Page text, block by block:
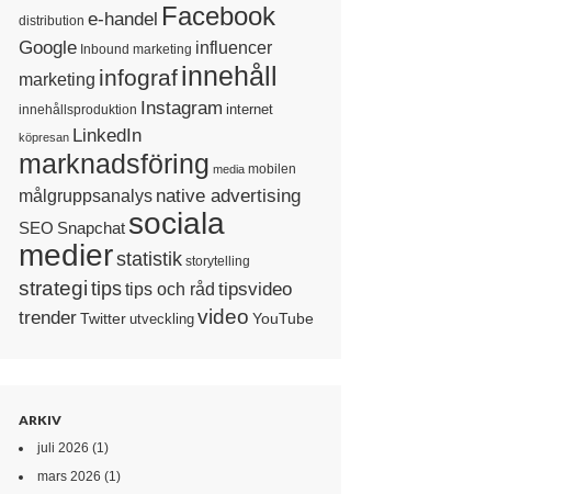
distribution e-handel Facebook
Google Inbound marketing influencer
marketing infografinnehåll
innehållsproduktion Instagram internet
köpresan LinkedIn
marknadsföring media mobilen
målgruppsanalys native advertising
SEO Snapchat sociala
medierstatistik storytelling
strategi tipstips och råd tipsvideo
trender Twitter utveckling video YouTube
ARKIV
juli 2026 (1)
mars 2026 (1)